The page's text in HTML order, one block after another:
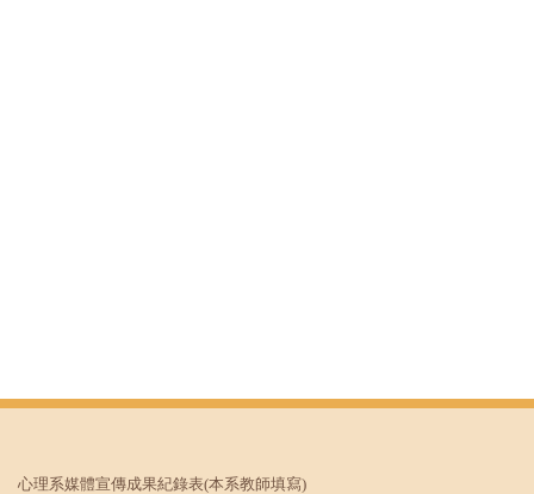
心理系媒體宣傳成果紀錄表(本系教師填寫)